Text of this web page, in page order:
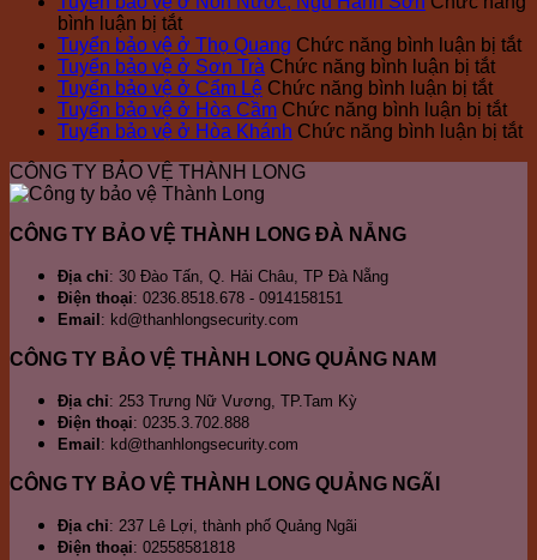
Bảo
vệ
Thành
Long
bảo
vệ
Thành
Long
Đà
Nẵng,
vị
bảo
chuyên
bảo
vệ
Nhà
máy
Thép
Nẵng
Ty
Bảo
Vệ
Tại
Đà
Nẵng
bình luận bị tắtở
Tuyển
bảo
vệ
ở
Non
Ngũ
Hành
Tuyển bảo vệ ở Thọ Quang Chức năng bình luận bị tắtở
ở
Tuyển bảo vệ ở Sơn Trà Chức năng bình luận bị tắtở
bảo
vệ
Tuyển bảo vệ ở Cẩm Lệ Chức năng bình luận bị tắtở
bảo
Tuyển bảo vệ ở Hòa Cầm Chức năng bình luận bị tắtở
Tuyển bảo vệ ở Hòa Khánh Chức năng bình luận bị tắtở
CÔNG TY BẢO VỆ THÀNH LONG
CÔNG TY BẢO VỆ THÀNH LONG ĐÀ NẴNG
Địa chỉ: 30 Đào Tấn, Q. Hải Châu, TP Đà Nẵng
Điện thoại: 0236.8518.678 - 0914158151
Email : kd@thanhlongsecurity.com
CÔNG TY BẢO VỆ THÀNH LONG QUẢNG NAM
Địa chỉ: 253 Trưng Nữ Vương, TP.Tam Kỳ
Điện thoại: 0235.3.702.888
Email : kd@thanhlongsecurity.com
CÔNG TY BẢO VỆ THÀNH LONG QUẢNG NGÃI
Địa chỉ: 237 Lê Lợi, thành phố Quảng Ngãi
Điện thoại: 02558581818